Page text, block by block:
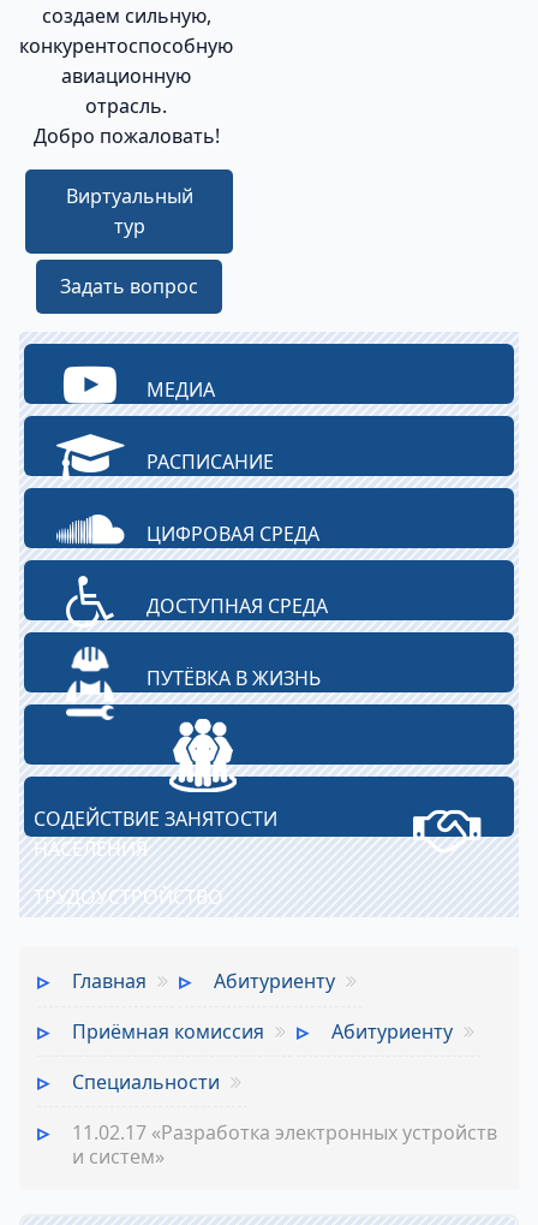
создаем сильную,
конкурентоспособную
авиационную
отрасль.
Добро пожаловать!
Виртуальный
тур
Задать вопрос
МЕДИА
РАСПИСАНИЕ
ЦИФРОВАЯ СРЕДА
ДОСТУПНАЯ СРЕДА
ПУТЁВКА В ЖИЗНЬ
СОДЕЙСТВИЕ ЗАНЯТОСТИ
НАСЕЛЕНИЯ
ТРУДОУСТРОЙСТВО
Главная
Абитуриенту
Приёмная комиссия
Абитуриенту
Специальности
11.02.17 «Разработка электронных устройств
и систем»